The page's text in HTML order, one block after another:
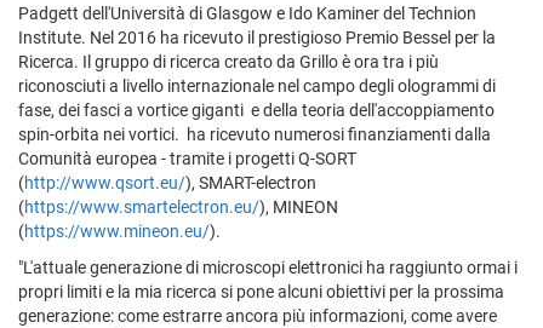
Padgett dell'Università di Glasgow e Ido Kaminer del Technion
Institute. Nel 2016 ha ricevuto il prestigioso Premio Bessel per la
Ricerca. Il gruppo di ricerca creato da Grillo è ora tra i più
riconosciuti a livello internazionale nel campo degli ologrammi di
fase, dei fasci a vortice giganti e della teoria dell'accoppiamento
spin-orbita nei vortici. ha ricevuto numerosi finanziamenti dalla
Comunità europea - tramite i progetti Q-SORT
(http://www.qsort.eu/), SMART-electron
(https://www.smartelectron.eu/), MINEON
(https://www.mineon.eu/).
"L'attuale generazione di microscopi elettronici ha raggiunto ormai i
propri limiti e la mia ricerca si pone alcuni obiettivi per la prossima
generazione: come estrarre ancora più informazioni, come avere